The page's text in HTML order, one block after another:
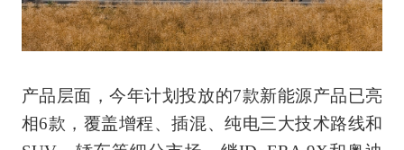
产品层面，今年计划投放的7款新能源产品已亮
相6款，覆盖增程、插混、纯电三大技术路线和